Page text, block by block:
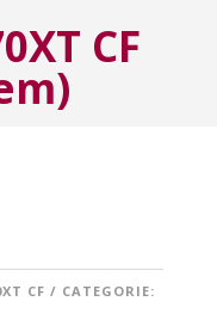
CF
CF
CATEGORIE: